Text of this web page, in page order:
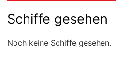
Schiffe gesehen
Noch keine Schiffe gesehen.